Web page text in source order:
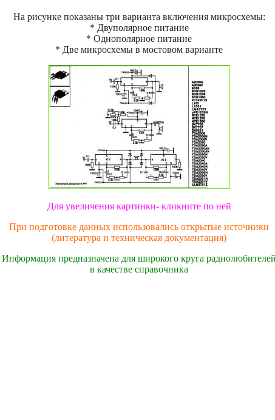
На рисунке показаны три варианта включения микросхемы:
* Двуполярное питание
* Однополярное питание
* Две микросхемы в мостовом варианте
Для увеличения картинки- кликните по ней
При подготовке данных использовались открытые источники
(литература и техническая документация)
Информация предназначена для широкого круга
в качестве справочника